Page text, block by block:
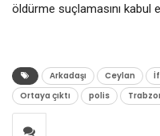
öldürme suçlamasını kabul
Arkadaşı Ceylan
Ortaya çıktı
polis